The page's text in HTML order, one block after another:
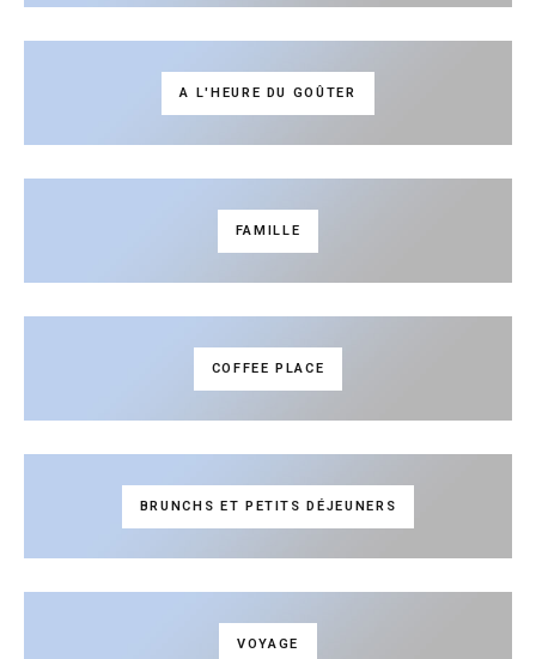
A L'HEURE DU GOÛTER
FAMILLE
COFFEE PLACE
BRUNCHS ET PETITS DÉJEUNERS
VOYAGE